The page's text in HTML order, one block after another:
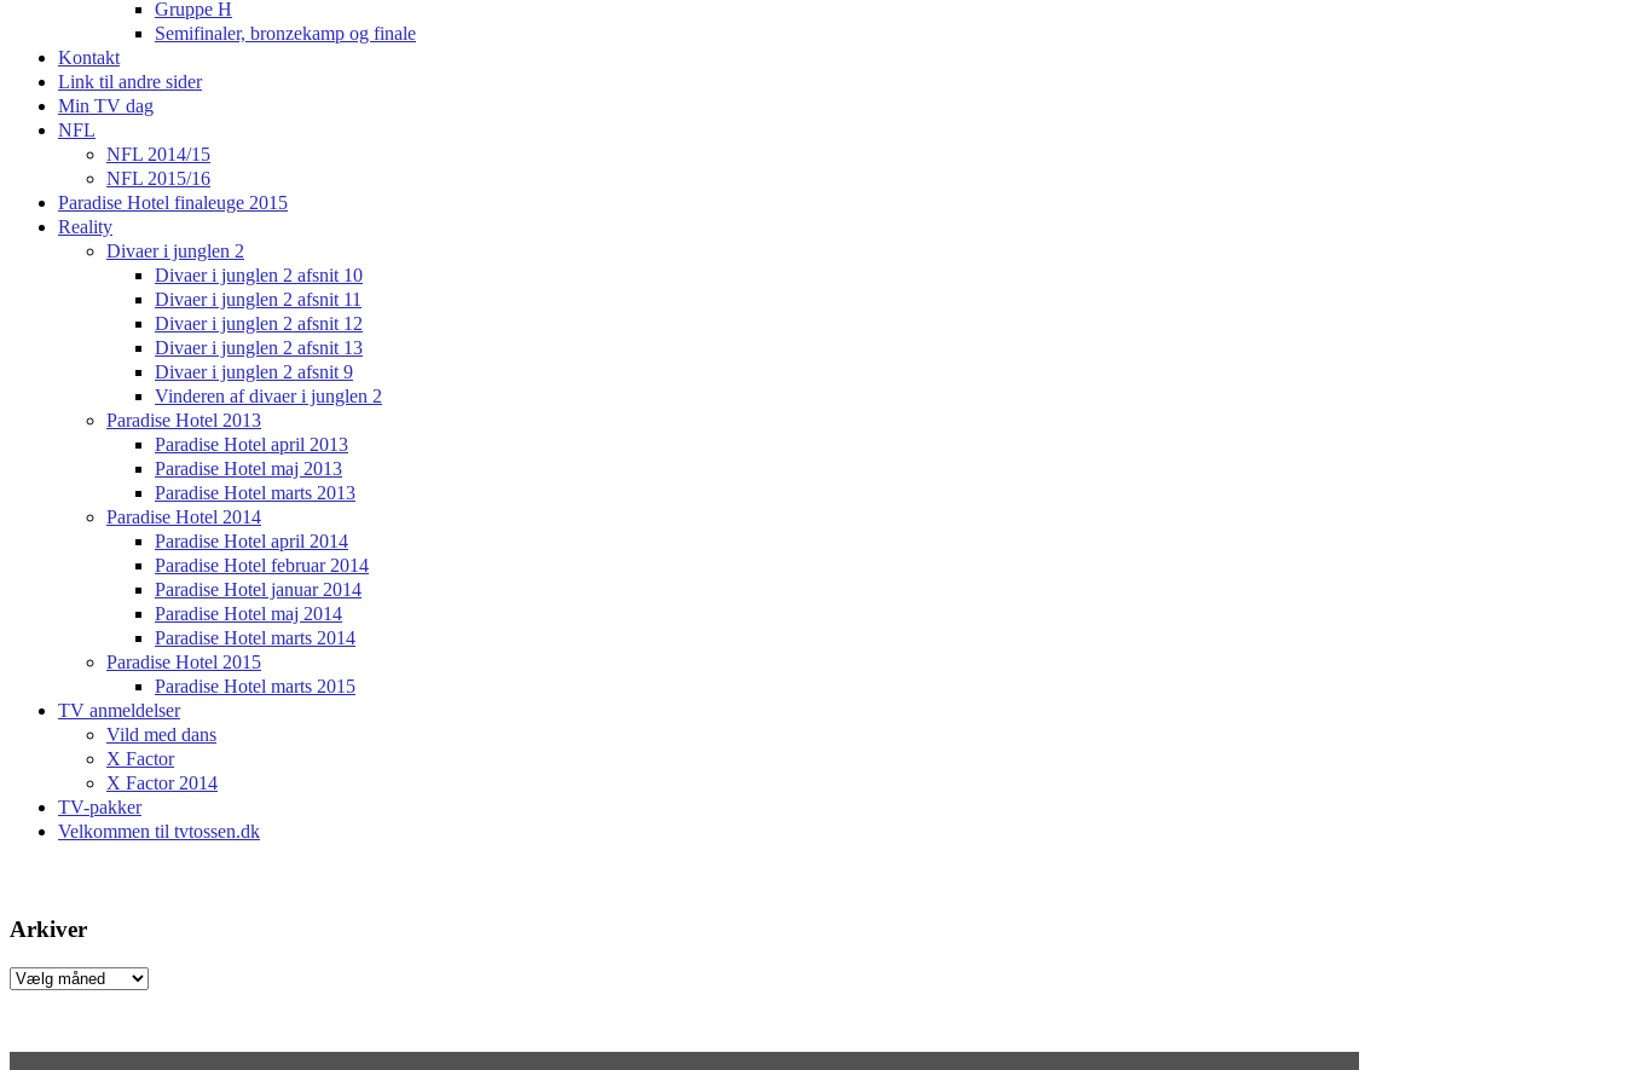
Gruppe H
Semifinaler, bronzekamp og finale
Kontakt
Link til andre sider
Min TV dag
NFL
NFL 2014/15
NFL 2015/16
Paradise Hotel finaleuge 2015
Reality
Divaer i junglen 2
Divaer i junglen 2 afsnit 10
Divaer i junglen 2 afsnit 11
Divaer i junglen 2 afsnit 12
Divaer i junglen 2 afsnit 13
Divaer i junglen 2 afsnit 9
Vinderen af divaer i junglen 2
Paradise Hotel 2013
Paradise Hotel april 2013
Paradise Hotel maj 2013
Paradise Hotel marts 2013
Paradise Hotel 2014
Paradise Hotel april 2014
Paradise Hotel februar 2014
Paradise Hotel januar 2014
Paradise Hotel maj 2014
Paradise Hotel marts 2014
Paradise Hotel 2015
Paradise Hotel marts 2015
TV anmeldelser
Vild med dans
X Factor
X Factor 2014
TV-pakker
Velkommen til tvtossen.dk
Arkiver
Arkiver